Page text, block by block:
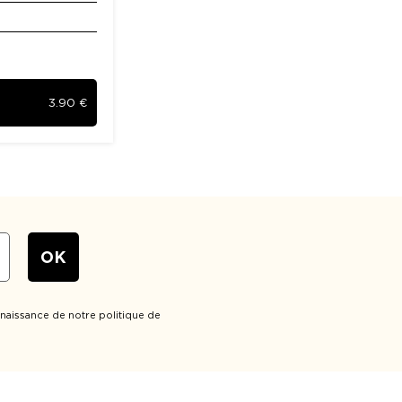
3.90 €
de notre politique de